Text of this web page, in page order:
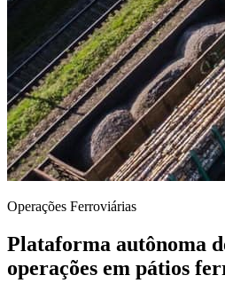
Operações Ferroviárias
Plataforma autônoma
operações em pátios